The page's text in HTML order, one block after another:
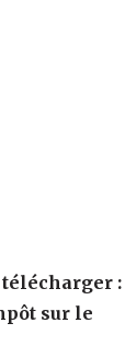
télécharger :
sur le